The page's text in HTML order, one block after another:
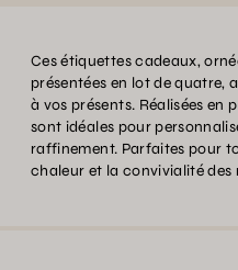
Ces étiquettes cadeaux,
présentées en lot de quatre,
à vos présents. Réalisées en
sont idéales pour
raffinement. Parfaites pour
chaleur et la convivialité des